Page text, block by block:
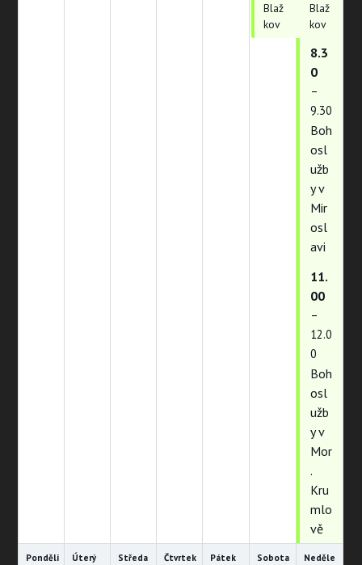
Blaž
kov
Blaž
kov
8.3
0
–
9.30
Boh
osl
užb
y v
Mir
osl
avi
11.
00
–
12.0
0
Boh
osl
užb
y v
Mor
.
Kru
mlo
vě
Pondělí
Úterý
Středa
Čtvrtek
Pátek
Sobota
Neděle